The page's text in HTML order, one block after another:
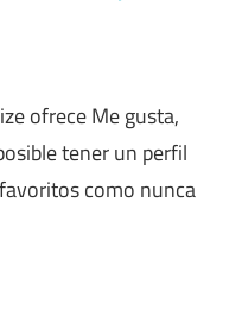
ofrece Me gusta,
tener un perfil
como nunca